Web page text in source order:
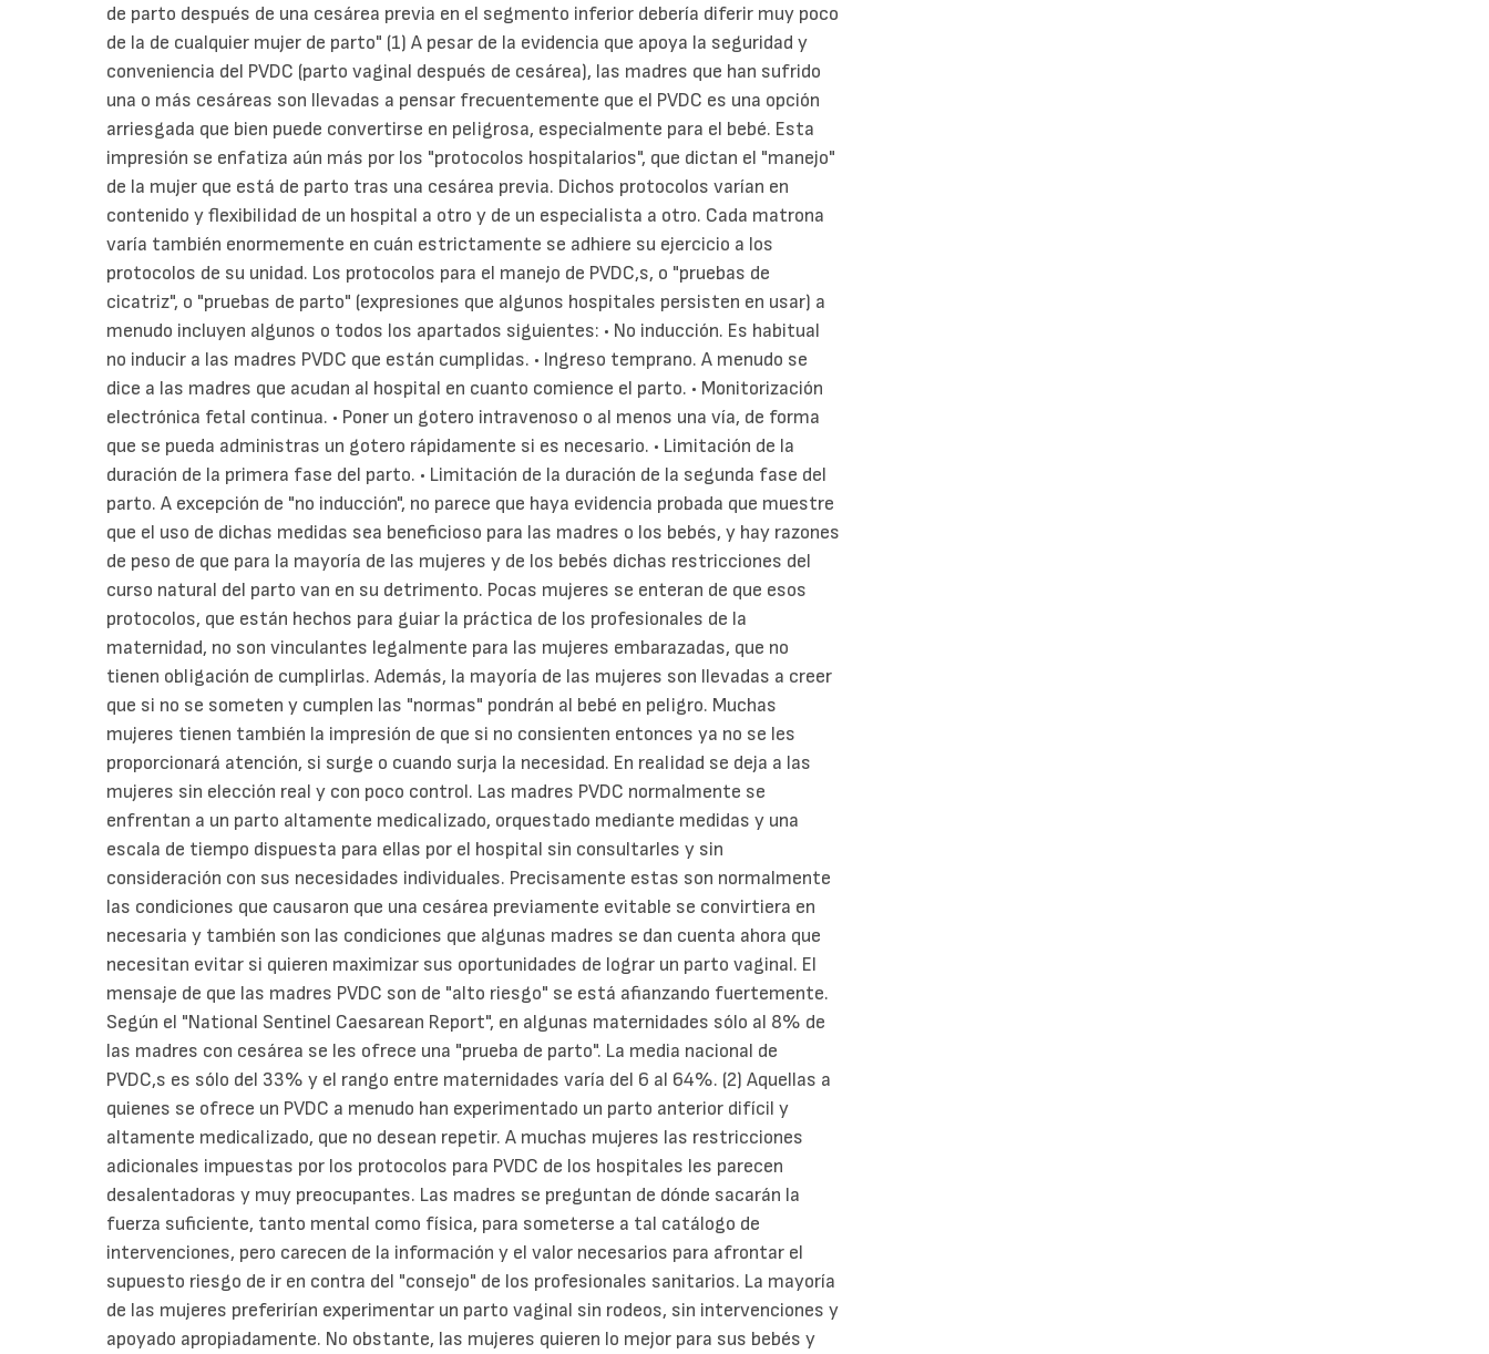
de parto después de una cesárea previa en el segmento inferior debería diferir muy poco
de la de cualquier mujer de parto" (1) A pesar de la evidencia que apoya la seguridad y
conveniencia del PVDC (parto vaginal después de cesárea), las madres que han sufrido
una o más cesáreas son llevadas a pensar frecuentemente que el PVDC es una opción
arriesgada que bien puede convertirse en peligrosa, especialmente para el bebé. Esta
impresión se enfatiza aún más por los "protocolos hospitalarios", que dictan el "manejo"
de la mujer que está de parto tras una cesárea previa. Dichos protocolos varían en
contenido y flexibilidad de un hospital a otro y de un especialista a otro. Cada matrona
varía también enormemente en cuán estrictamente se adhiere su ejercicio a los
protocolos de su unidad. Los protocolos para el manejo de PVDC,s, o "pruebas de
cicatriz", o "pruebas de parto" (expresiones que algunos hospitales persisten en usar) a
menudo incluyen algunos o todos los apartados siguientes: • No inducción. Es habitual
no inducir a las madres PVDC que están cumplidas. • Ingreso temprano. A menudo se
dice a las madres que acudan al hospital en cuanto comience el parto. • Monitorización
electrónica fetal continua. • Poner un gotero intravenoso o al menos una vía, de forma
que se pueda administras un gotero rápidamente si es necesario. • Limitación de la
duración de la primera fase del parto. • Limitación de la duración de la segunda fase del
parto. A excepción de "no inducción", no parece que haya evidencia probada que muestre
que el uso de dichas medidas sea beneficioso para las madres o los bebés, y hay razones
de peso de que para la mayoría de las mujeres y de los bebés dichas restricciones del
curso natural del parto van en su detrimento. Pocas mujeres se enteran de que esos
protocolos, que están hechos para guiar la práctica de los profesionales de la
maternidad, no son vinculantes legalmente para las mujeres embarazadas, que no
tienen obligación de cumplirlas. Además, la mayoría de las mujeres son llevadas a creer
que si no se someten y cumplen las "normas" pondrán al bebé en peligro. Muchas
mujeres tienen también la impresión de que si no consienten entonces ya no se les
proporcionará atención, si surge o cuando surja la necesidad. En realidad se deja a las
mujeres sin elección real y con poco control. Las madres PVDC normalmente se
enfrentan a un parto altamente medicalizado, orquestado mediante medidas y una
escala de tiempo dispuesta para ellas por el hospital sin consultarles y sin
consideración con sus necesidades individuales. Precisamente estas son normalmente
las condiciones que causaron que una cesárea previamente evitable se convirtiera en
necesaria y también son las condiciones que algunas madres se dan cuenta ahora que
necesitan evitar si quieren maximizar sus oportunidades de lograr un parto vaginal. El
mensaje de que las madres PVDC son de "alto riesgo" se está afianzando fuertemente.
Según el "National Sentinel Caesarean Report", en algunas maternidades sólo al 8% de
las madres con cesárea se les ofrece una "prueba de parto". La media nacional de
PVDC,s es sólo del 33% y el rango entre maternidades varía del 6 al 64%. (2) Aquellas a
quienes se ofrece un PVDC a menudo han experimentado un parto anterior difícil y
altamente medicalizado, que no desean repetir. A muchas mujeres las restricciones
adicionales impuestas por los protocolos para PVDC de los hospitales les parecen
desalentadoras y muy preocupantes. Las madres se preguntan de dónde sacarán la
fuerza suficiente, tanto mental como física, para someterse a tal catálogo de
intervenciones, pero carecen de la información y el valor necesarios para afrontar el
supuesto riesgo de ir en contra del "consejo" de los profesionales sanitarios. La mayoría
de las mujeres preferirían experimentar un parto vaginal sin rodeos, sin intervenciones y
apoyado apropiadamente. No obstante, las mujeres quieren lo mejor para sus bebés y